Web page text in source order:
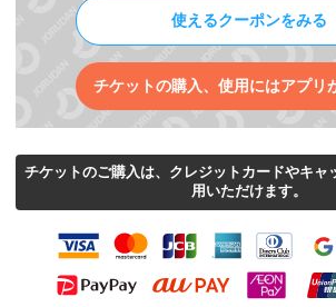
使えるクーポンをみる
チケットの購入、使用にはアプリ
チケットのご購入は、クレジットカードやキャ
用いただけます。